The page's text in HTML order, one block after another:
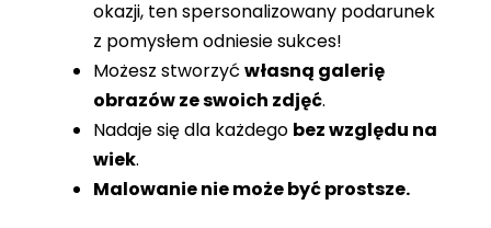
okazji, ten spersonalizowany podarunek
z pomysłem odniesie sukces!
Możesz stworzyć własną galerię
obrazów ze swoich zdjęć.
Nadaje się dla każdego bez względu na
wiek.
Malowanie nie może być prostsze.